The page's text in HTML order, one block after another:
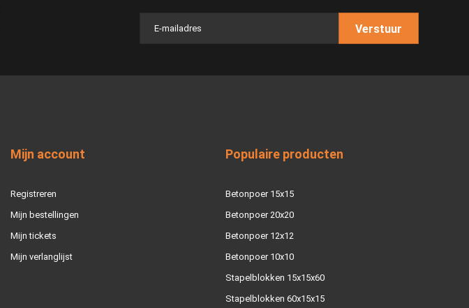
Verstuur
Mijn account
Registreren
Mijn bestellingen
Mijn tickets
Mijn verlanglijst
Populaire producten
Betonpoer 15x15
Betonpoer 20x20
Betonpoer 12x12
Betonpoer 10x10
Stapelblokken 15x15x60
Stapelblokken 60x15x15